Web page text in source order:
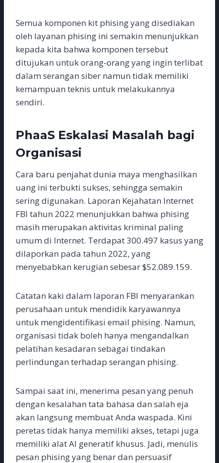
Semua komponen kit phising yang disediakan
oleh layanan phising ini semakin menunjukkan
kepada kita bahwa komponen tersebut
ditujukan untuk orang-orang yang ingin terlibat
dalam serangan siber namun tidak memiliki
kemampuan teknis untuk melakukannya
sendiri.
PhaaS Eskalasi Masalah bagi
Organisasi
Cara baru penjahat dunia maya menghasilkan
uang ini terbukti sukses, sehingga semakin
sering digunakan. Laporan Kejahatan Internet
FBI tahun 2022 menunjukkan bahwa phising
masih merupakan aktivitas kriminal paling
umum di Internet. Terdapat 300.497 kasus yang
dilaporkan pada tahun 2022, yang
menyebabkan kerugian sebesar $52.089.159.
Catatan kaki dalam laporan FBI menyarankan
perusahaan untuk mendidik karyawannya
untuk mengidentifikasi email phising. Namun,
organisasi tidak boleh hanya mengandalkan
pelatihan kesadaran sebagai tindakan
perlindungan terhadap serangan phising.
Sampai saat ini, menerima pesan yang penuh
dengan kesalahan tata bahasa dan salah eja
akan langsung membuat Anda waspada. Kini
peretas tidak hanya memiliki akses, tetapi juga
memiliki alat AI generatif khusus. Jadi, menulis
pesan phising yang benar dan persuasif